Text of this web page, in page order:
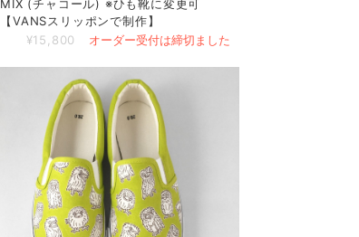
MIX (チャコール) ※ひも靴に変更可
【VANSスリッポンで制作】
¥15,800
オーダー受付は締切ました